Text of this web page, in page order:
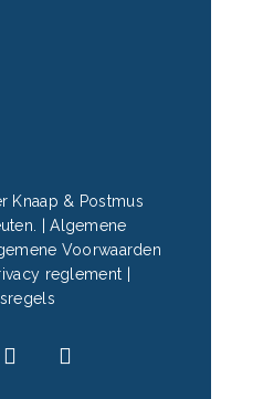
Knaap & Postmus
|Algemene
Voorwaarden
reglement |
linkedininstagram